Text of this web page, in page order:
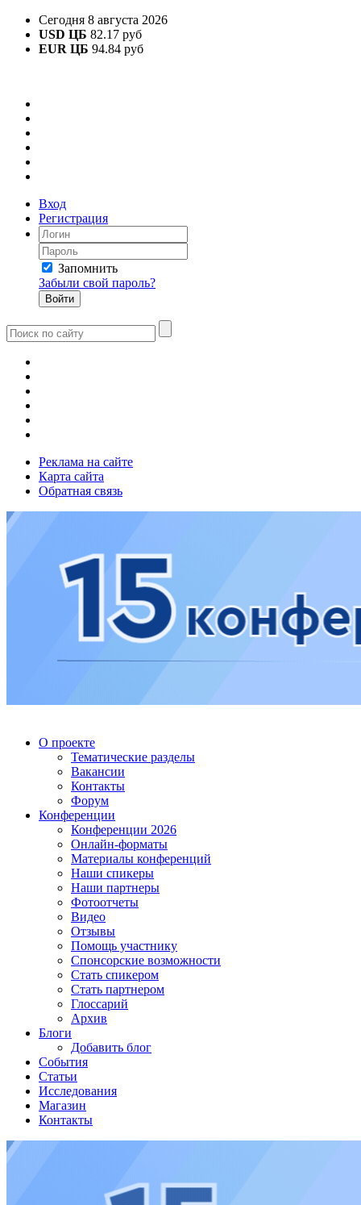
Сегодня 8 августа 2026
USD ЦБ 82.17 руб
EUR ЦБ 94.84 руб
Вход
Регистрация
Запомнить
Забыли свой пароль?
Реклама на сайте
Карта сайта
Обратная связь
О проекте
Тематические разделы
Вакансии
Контакты
Форум
Конференции
Конференции 2026
Онлайн-форматы
Материалы конференций
Наши спикеры
Наши партнеры
Фотоотчеты
Видео
Отзывы
Помощь участнику
Спонсорские возможности
Стать спикером
Стать партнером
Глоссарий
Архив
Блоги
Добавить блог
События
Статьи
Исследования
Магазин
Контакты